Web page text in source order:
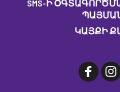
SMS-Ի
ԿԱՅՔԻ